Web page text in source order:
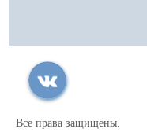
Все права защищены.